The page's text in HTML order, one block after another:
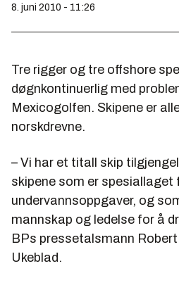
8. juni 2010 - 11:26
Tre rigger og tre offshore
døgnkontinuerlig med
Mexicogolfen. Skipene er
norskdrevne.
– Vi har et titall skip
skipene som er spesiallaget
undervannsoppgaver, og
mannskap og ledelse for å
BPs pressetalsmann
Ukeblad.